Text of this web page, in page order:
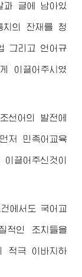
글에 남아있
치의 잔재를 청
그리고 언어규
이끌어주시였
선어의 발전에
저 민족어교육
끌어주신것이
에서도 국어교
적인 조치들을
적극 이바지하